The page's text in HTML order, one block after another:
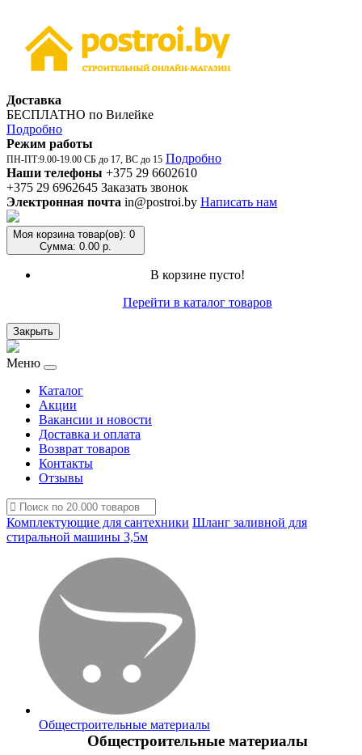
Доставка
БЕСПЛАТНО по Вилейке
Подробно
Режим работы
ПН-ПТ:9.00-19.00 СБ до 17, ВС до 15 Подробно
Наши телефоны +375 29 6602610
+375 29 6962645 Заказать звонок
Электронная почта in@postroi.by Написать нам
Моя корзина товар(ов): 0
Сумма: 0.00 р.
В корзине пусто!
Перейти в каталог товаров
Закрыть
Меню
Каталог
Акции
Вакансии и новости
Доставка и оплата
Возврат товаров
Контакты
Отзывы
Комплектующие для сантехники Шланг заливной для
стиральной машины 3,5м
Общестроительные материалы
Общестроительные материалы